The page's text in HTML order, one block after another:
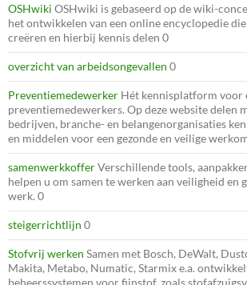
OSHwiki OSHwiki is gebaseerd op de wiki-
het ontwikkelen van een online encyclopedie
creëren en hierbij kennis delen 0
overzicht van arbeidsongevallen 0
Preventiemedewerker Hét kennisplatform voor
preventiemedewerkers. Op deze website delen
bedrijven, branche- en belangenorganisaties
en middelen voor een gezonde en veilige
samenwerkkofferVerschillende tools,
helpen u om samen te werken aan veiligheid en
werk. 0
steigerrichtlijn 0
Stofvrij werken Samen met Bosch, DeWalt,
Makita, Metabo, Numatic, Starmix e.a.
beheerssystemen voor fijnstof, zoals